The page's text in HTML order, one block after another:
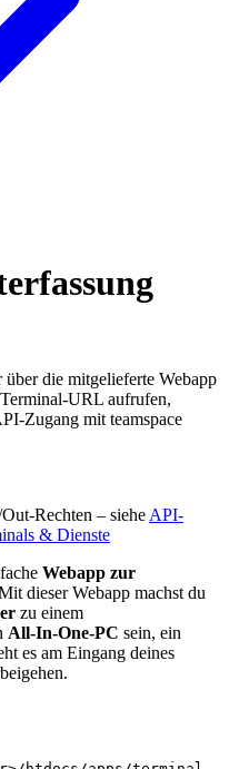
die mitgelieferte Webapp
URL aufrufen,
Zugang mit teamspace
Rechten – siehe API-
& Dienste
Webapp zur
dieser Webapp machst du
zu einem
All-In-One-PC sein, ein
es am Eingang deines